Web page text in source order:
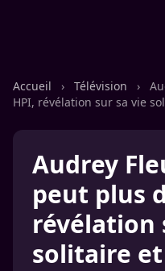
Accueil › Télévision ›
HPI, révélation sur sa vie
Audrey
peut plus
révélation
solitaire